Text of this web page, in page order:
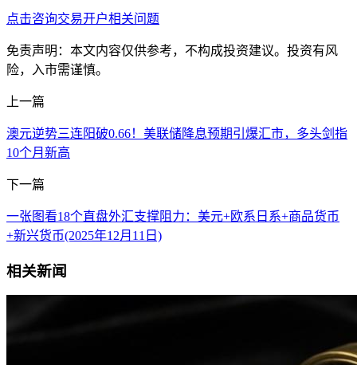
点击咨询交易开户相关问题
免责声明：本文内容仅供参考，不构成投资建议。投资有风
险，入市需谨慎。
上一篇
澳元逆势三连阳破0.66！美联储降息预期引爆汇市，多头剑指
10个月新高
下一篇
一张图看18个直盘外汇支撑阻力：美元+欧系日系+商品货币
+新兴货币(2025年12月11日)
相关新闻